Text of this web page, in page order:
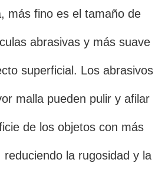
más fino es el tamaño de
abrasivas y más suave
superficial. Los abrasivos
malla pueden pulir y afilar
de los objetos con más
reduciendo la rugosidad y la